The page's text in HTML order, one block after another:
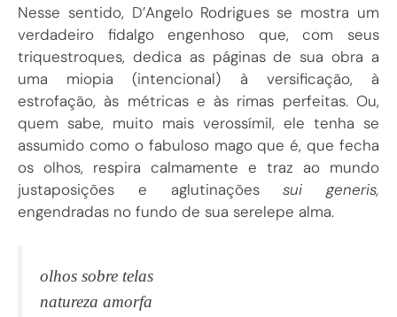
Nesse sentido, D’Angelo Rodrigues se mostra um
verdadeiro fidalgo engenhoso que, com seus
triquestroques, dedica as páginas de sua obra a
uma miopia (intencional) à versificação, à
estrofação, às métricas e às rimas perfeitas. Ou,
quem sabe, muito mais verossímil, ele tenha se
assumido como o fabuloso mago que é, que fecha
os olhos, respira calmamente e traz ao mundo
justaposições e aglutinaçõessui generis,
engendradas no fundo de sua serelepe alma.
olhos sobre telas
natureza amorfa